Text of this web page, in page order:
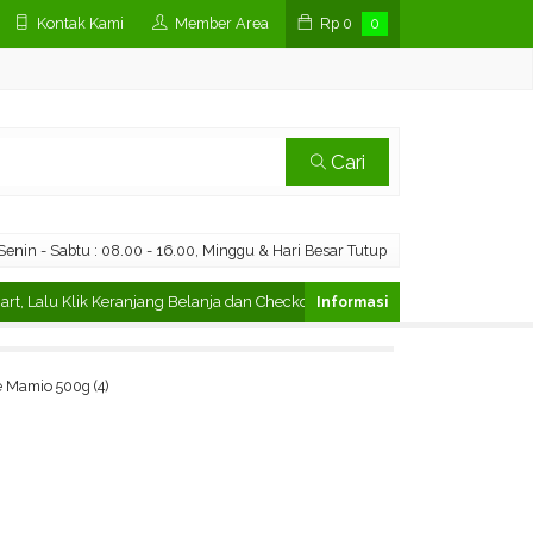
Kontak Kami Member Area Rp 0 0
Cari
- Sabtu : 08.00 - 16.00, Minggu & Hari Besar Tutup
Klik Keranjang Belanja dan Checkout Cara Pesan di
500g (4)